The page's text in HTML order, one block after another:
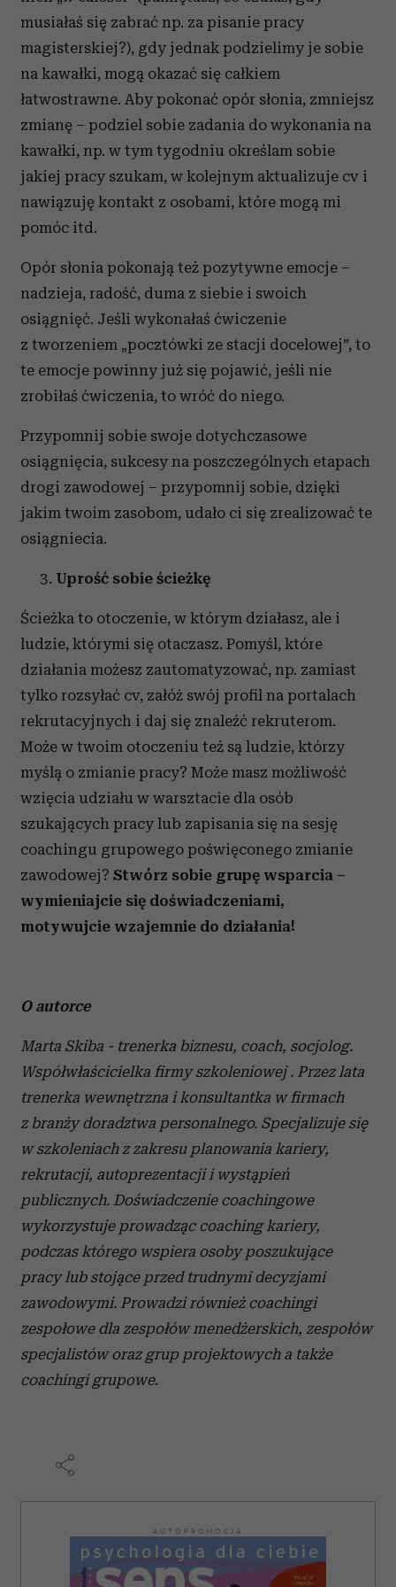
i reklam, aby oferować funkcje społecznościowe i
analizować ruch w naszej witrynie. Informacje o tym, jak
społecznościowym, reklamowym i analitycznym.
Partnerzy mogą połączyć te informacje z innymi danymi
otrzymanymi od Ciebie lub uzyskanymi podczas
korzystania z ich usług.
musiałaś się zabrać np. za pisanie pracy
magisterskiej?), gdy jednak podzielimy je sobie
na kawałki, mogą okazać się całkiem
łatwostrawne. Aby pokonać opór słonia, zmniejsz
zmianę – podziel sobie zadania do wykonania na
kawałki, np. w tym tygodniu określam sobie
jakiej pracy szukam, w kolejnym aktualizuje cv i
nawiązuję kontakt z osobami, które mogą mi
pomóc itd.
Opór słonia pokonają też pozytywne emocje –
nadzieja, radość, duma z siebie i swoich
osiągnięć. Jeśli wykonałaś ćwiczenie
z tworzeniem „pocztówki ze stacji docelowej”, to
te emocje powinny już się pojawić, jeśli nie
zrobiłaś ćwiczenia, to wróć do niego.
Przypomnij sobie swoje dotychczasowe
osiągnięcia, sukcesy na poszczególnych etapach
drogi zawodowej – przypomnij sobie, dzięki
jakim twoim zasobom, udało ci się zrealizować te
osiągniecia.
Uprość sobie ścieżkę
Ścieżka to otoczenie, w którym działasz, ale i
ludzie, którymi się otaczasz. Pomyśl, które
działania możesz zautomatyzować, np. zamiast
tylko rozsyłać cv, załóż swój profil na portalach
rekrutacyjnych i daj się znaleźć rekruterom.
Może w twoim otoczeniu też są ludzie, którzy
myślą o zmianie pracy? Może masz możliwość
wzięcia udziału w warsztacie dla osób
szukających pracy lub zapisania się na sesję
coachingu grupowego poświęconego zmianie
zawodowej? Stwórz sobie grupę wsparcia –
wymieniajcie się doświadczeniami,
motywujcie wzajemnie do działania!
O autorce
Marta Skiba - trenerka biznesu, coach, socjolog.
Współwłaścicielka firmy szkoleniowej . Przez lata
trenerka wewnętrzna i konsultantka w firmach
z branży doradztwa personalnego. Specjalizuje się
w szkoleniach z zakresu planowania kariery,
rekrutacji, autoprezentacji i wystąpień
publicznych. Doświadczenie coachingowe
wykorzystuje prowadząc coaching kariery,
podczas którego wspiera osoby poszukujące
pracy lub stojące przed trudnymi decyzjami
zawodowymi. Prowadzi również coachingi
zespołowe dla zespołów menedżerskich, zespołów
specjalistów oraz grup projektowych a także
coachingi grupowe.
AUTOPROMOCJA